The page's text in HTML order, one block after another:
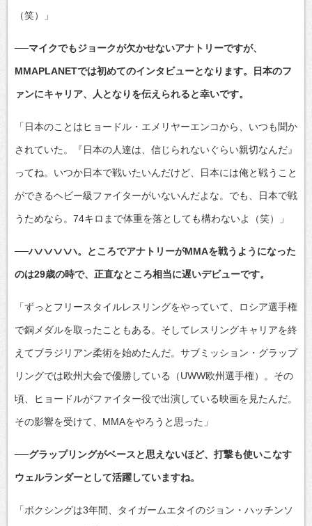
（笑）」
──マイクでもジョークが欠かせないアナトリーですが、
MMAPLANETでは初めてのインタビューとなります。日本のフ
ァンにキャリア、人となりを伝えられると幸いです。
「日本のことはヒョードル・エメリヤーエンコから、いつも聞か
されていた。『日本の人達は、信じられないぐらい親切なんだ』
ってね。いつか日本で戦いたいんだけど、日本には俺と戦うこと
ができるヘビー級ファイターがいないんだよな。でも、日本で戦
うためなら。74キロまで体重を落としても構わないよ（笑）」
──ハハハハハ。ところでアナトリーがMMAを戦うようになった
のは29歳の時で、正直なところ相当に遅いデビューです。
「ずっとフリースタイルレスリングをやっていて、ロシア選手権
で銅メダルを取ったこともある。そしてレスリングキャリアを終
えてブラジリアン柔術を始めたんだ。サブミッション・グラップ
リングでは欧州大会で優勝している（UWW欧州選手権）。その
頃、ヒョードルがファイター役で出演している映画を見たんだ。
その影響を受けて、MMAをやろうと思った」
──グラップリングがベースと思えないほど、打撃も使いこなす
ウェルランダーとして活躍していますね。
「ボクシングは3年間、タイガームエタイのジョン・ハッチンソ